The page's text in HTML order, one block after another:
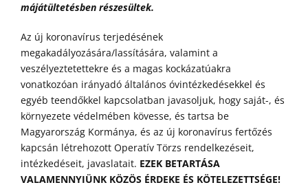
májátültetésben részesültek.
Az új koronavírus terjedésének
megakadályozására/lassítására, valamint a
veszélyeztetettekre és a magas kockázatúakra
vonatkozóan irányadó általános óvintézkedésekkel és
egyéb teendőkkel kapcsolatban javasoljuk, hogy saját-, és
környezete védelmében kövesse, és tartsa be
Magyarország Kormánya, és az új koronavírus fertőzés
kapcsán létrehozott Operatív Törzs rendelkezéseit,
intézkedéseit, javaslatait. EZEK BETARTÁSA
VALAMENNYIÜNK KÖZÖS ÉRDEKE ÉS KÖTELEZETTSÉGE!